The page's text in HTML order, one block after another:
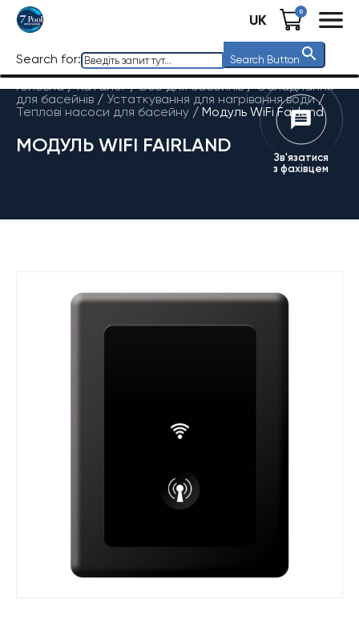
UK 0
Search for: Search Button
Головна / Каталог/Все для басейнів/Обладнання
для басейнів / Устаткування для нагрівання води/
Теплові насоси для басейну / Модуль WiFi Fairland
МОДУЛЬ WIFI FAIRLAND
Зв'язатися
з фахівцем